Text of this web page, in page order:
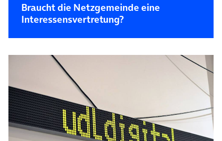
Braucht die Netzgemeinde eine
Interessensvertretung?